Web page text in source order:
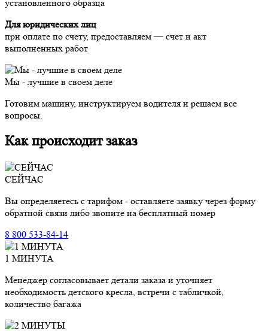
установленного образца
Для юридических лиц
при оплате по счету, предоставляем — счет и акт
выполненных работ
Мы - лучшие в своем деле
Готовим машину, инструктируем водителя и решаем все
вопросы.
Как происходит заказ
СЕЙЧАС
Вы определяетесь с тарифом - оставляете заявку через форму
обратной связи либо звоните на бесплатный номер
8 800 533-84-14
1 МИНУТА
Менеджер согласовывает детали заказа и уточняет
необходимость детского кресла, встречи с табличкой,
количество багажа